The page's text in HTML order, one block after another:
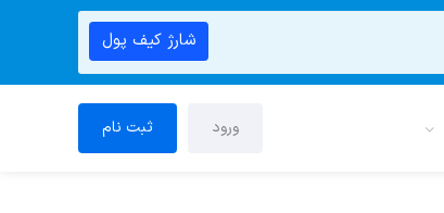
شارژ کیف پول
ورود ثبت نام